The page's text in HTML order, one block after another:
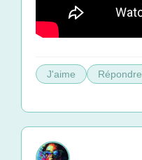
J'aime Répondre